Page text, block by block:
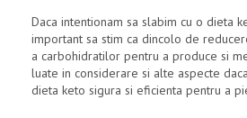
Daca intentionam sa slabim cu o dieta
important sa stim ca dincolo de
a carbohidratilor pentru a produce si
luate in considerare si alte aspecte
dieta keto sigura si eficienta pentru a